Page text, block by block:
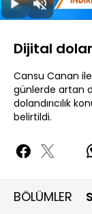
DuraklatSesi
Aç
Dijital
Cansu Canan
günlerde artan
dolandırıcılık
belirtildi.
BÖLÜMLER